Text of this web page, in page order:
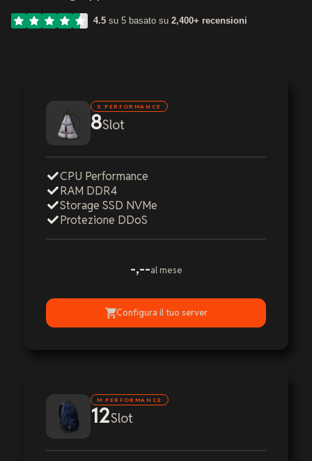
4.5 su 5 basato su 2,400+ recensioni
S PERFORMANCE
8Slot
CPU Performance
RAM DDR4
Storage SSD NVMe
Protezione DDoS
-,--al mese
Configura il tuo server
M PERFORMANCE
12Slot